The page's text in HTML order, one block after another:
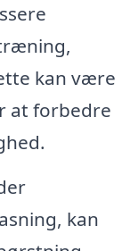
kan være
at forbedre
kan